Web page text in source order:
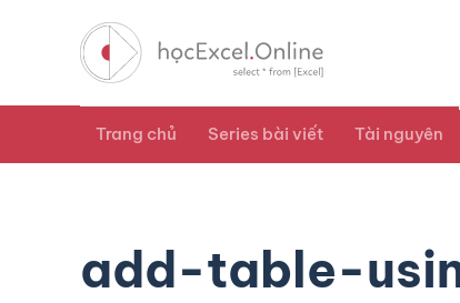
Trang chủ Series bài viết Tài nguyên
add-table-